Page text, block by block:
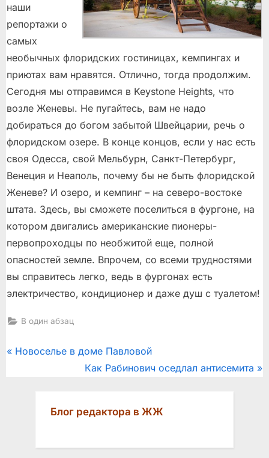
наши
репортажи о
самых
необычных флоридских гостиницах, кемпингах и
приютах вам нравятся. Отлично, тогда продолжим.
Сегодня мы отправимся в Keystone Heights, что
возле Женевы. Не пугайтесь, вам не надо
добираться до богом забытой Швейцарии, речь о
флоридском озере. В конце концов, если у нас есть
своя Одесса, свой Мельбурн, Санкт-Петербург,
Венеция и Неаполь, почему бы не быть флоридской
Женеве? И озеро, и кемпинг – на северо-востоке
штата. Здесь, вы сможете поселиться в фургоне, на
котором двигались американские пионеры-
первопроходцы по необжитой еще, полной
опасностей земле. Впрочем, со всеми трудностями
вы справитесь легко, ведь в фургонах есть
электричество, кондиционер и даже душ с туалетом!
В один абзац
Post
P
Новоселье в доме Павловой
N
t
o
Как Рабинович оседлал антисемита
Блог редактора в ЖЖ